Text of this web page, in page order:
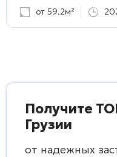
от 59.2м²
Получите
Грузии
от надежных